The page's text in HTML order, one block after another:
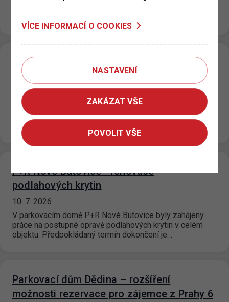
Rozšíření zón placeného stání v oblasti
ulice Pavla Beneše (P18.2), Praha 18
13. 7. 2026
Na základě rozhodnutí Městské části Praha 18 dochází
od 15. 7. 2026 k rozšíření zón placeného stání (ZPS) v
oblasti…
P+R Nové Butovice - renovace
podlahových krytin
10. 7. 2026
V parkovacím domě P+R Nové Butovice byly zahájeny
práce na postupné opravě podlahových krytin v celém
objektu. Předpokládaný termín dokončení je…
Parkovací dům Dědina – rozšíření
možnosti rezervace pro zájemce z Prahy 6
VÍCE INFORMACÍ O COOKIES
NASTAVENÍ
ZAKÁZAT VŠE
POVOLIT VŠE